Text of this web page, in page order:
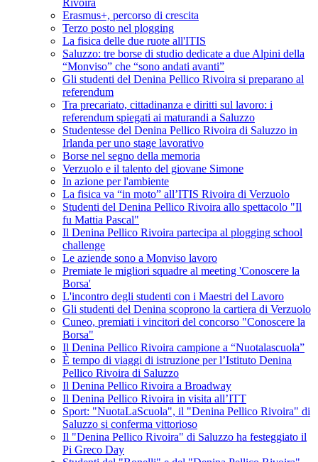
Rivoira
Erasmus+, percorso di crescita
Terzo posto nel plogging
La fisica delle due ruote all'ITIS
Saluzzo: tre borse di studio dedicate a due Alpini della
“Monviso” che “sono andati avanti”
Gli studenti del Denina Pellico Rivoira si preparano al
referendum
Tra precariato, cittadinanza e diritti sul lavoro: i
referendum spiegati ai maturandi a Saluzzo
Studentesse del Denina Pellico Rivoira di Saluzzo in
Irlanda per uno stage lavorativo
Borse nel segno della memoria
Verzuolo e il talento del giovane Simone
In azione per l'ambiente
La fisica va “in moto” all’ITIS Rivoira di Verzuolo
Studenti del Denina Pellico Rivoira allo spettacolo "Il
fu Mattia Pascal"
Il Denina Pellico Rivoira partecipa al plogging school
challenge
Le aziende sono a Monviso lavoro
Premiate le migliori squadre al meeting 'Conoscere la
Borsa'
L'incontro degli studenti con i Maestri del Lavoro
Gli studenti del Denina scoprono la cartiera di Verzuolo
Cuneo, premiati i vincitori del concorso "Conoscere la
Borsa"
Il Denina Pellico Rivoira campione a “Nuotalascuola”
È tempo di viaggi di istruzione per l’Istituto Denina
Pellico Rivoira di Saluzzo
Il Denina Pellico Rivoira a Broadway
Il Denina Pellico Rivoira in visita all’ITT
Sport: "NuotaLaScuola", il "Denina Pellico Rivoira" di
Saluzzo si conferma vittorioso
Il "Denina Pellico Rivoira" di Saluzzo ha festeggiato il
Pi Greco Day